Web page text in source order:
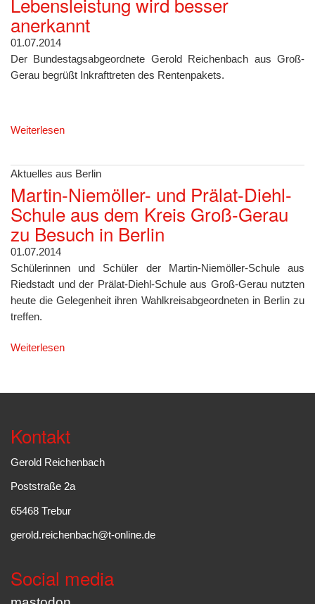
anerkannt
01.07.2014
Der Bundestagsabgeordnete Gerold Reichenbach aus Groß-
Gerau begrüßt Inkrafttreten des Rentenpakets.
Weiterlesen
Aktuelles aus Berlin
Martin-Niemöller- und Prälat-Diehl-
Schule aus dem Kreis Groß-Gerau
zu Besuch in Berlin
01.07.2014
Schülerinnen und Schüler der Martin-Niemöller-Schule aus
Riedstadt und der Prälat-Diehl-Schule aus Groß-Gerau nutzten
heute die Gelegenheit ihren Wahlkreisabgeordneten in Berlin zu
treffen.
Weiterlesen
Kontakt
Gerold Reichenbach
Poststraße 2a
65468 Trebur
gerold.reichenbach@t-online.de
Social media